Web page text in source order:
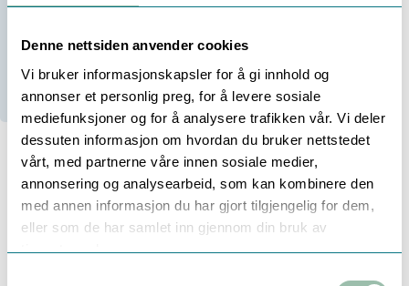
Denne nettsiden anvender cookies
Vi bruker informasjonskapsler for å gi innhold og
annonser et personlig preg, for å levere sosiale
mediefunksjoner og for å analysere trafikken vår. Vi deler
dessuten informasjon om hvordan du bruker nettstedet
vårt, med partnerne våre innen sosiale medier,
annonsering og analysearbeid, som kan kombinere den
med annen informasjon du har gjort tilgjengelig for dem,
eller som de har samlet inn gjennom din bruk av
tjenestene deres.
Be om tilbud
Ikke på lager (15dager)
Beskrivelse